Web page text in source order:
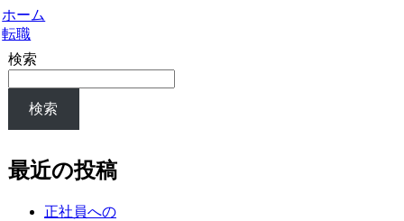
ホーム
転職
検索
検索
最近の投稿
正社員への